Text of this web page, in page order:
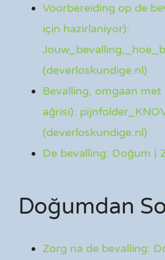
Voorbereiding op de
için hazirlaniyor):
(deverloskundige.nl)
Bevalling, omgaan
ağrisi):
(deverloskundige.nl)
De bevalling: Doğum |
Doğumdan
Zorg na de bevalling: